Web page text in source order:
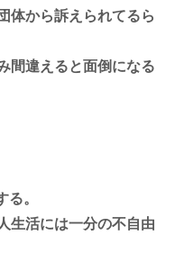
体から訴えられてるら
間違えると面倒になる
。
生活には一分の不自由